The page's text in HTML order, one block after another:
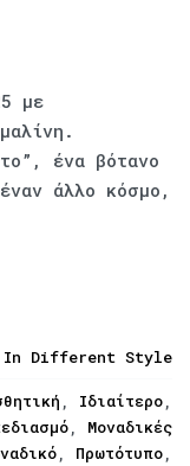
με
ένα βότανο
άλλο κόσμο,
Different Style
, Ιδιαίτερο,
, Μοναδικές
, Πρωτότυπο,